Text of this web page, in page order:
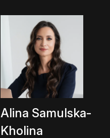
Alina Samulska-
Kholina